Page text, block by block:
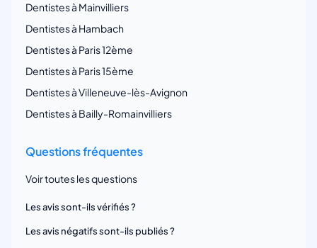
Dentistes à Mainvilliers
Dentistes à Hambach
Dentistes à Paris 12ème
Dentistes à Paris 15ème
Dentistes à Villeneuve-lès-Avignon
Dentistes à Bailly-Romainvilliers
Questions fréquentes
Voir toutes les questions
Les avis sont-ils vérifiés ?
Les avis négatifs sont-ils publiés ?